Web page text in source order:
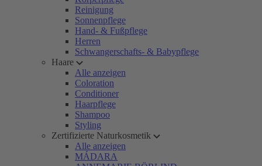
Reinigung
Sonnenpflege
Hand- & Fußpflege
Herren
Schwangerschafts- & Babypflege
Haare
Alle anzeigen
Coloration
Conditioner
Haarpflege
Shampoo
Styling
Zertifizierte Naturkosmetik
Alle anzeigen
MÁDARA